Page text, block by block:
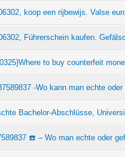
koop een rijbewijs. Valse
Führerschein kaufen.
to buy counterfeit
-Wo kann man echte
Bachelor-Abschlüsse,
☎️ – Wo man echte oder